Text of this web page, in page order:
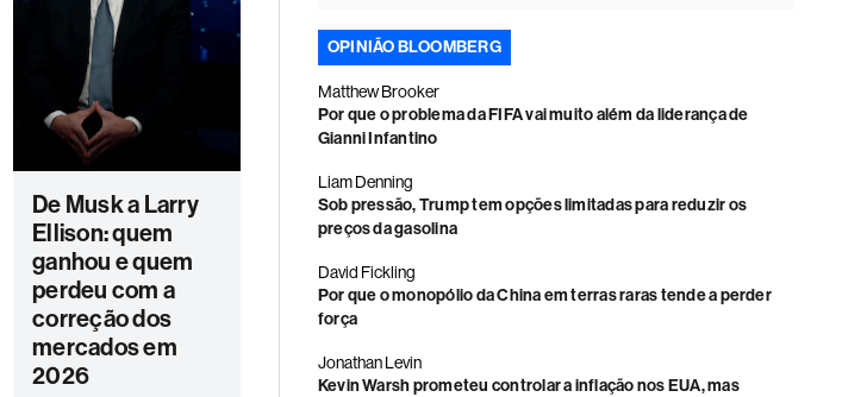
De Musk a Larry
Ellison: quem
ganhou e quem
perdeu com a
correção dos
mercados em
2026
OPINIÃO BLOOMBERG
Matthew Brooker
Por que o problema da FIFA vai muito além da liderança de
Gianni Infantino
Liam Denning
Sob pressão, Trump tem opções limitadas para reduzir os
preços da gasolina
David Fickling
Por que o monopólio da China em terras raras tende a perder
força
Jonathan Levin
Kevin Warsh prometeu controlar a inflação nos EUA, mas